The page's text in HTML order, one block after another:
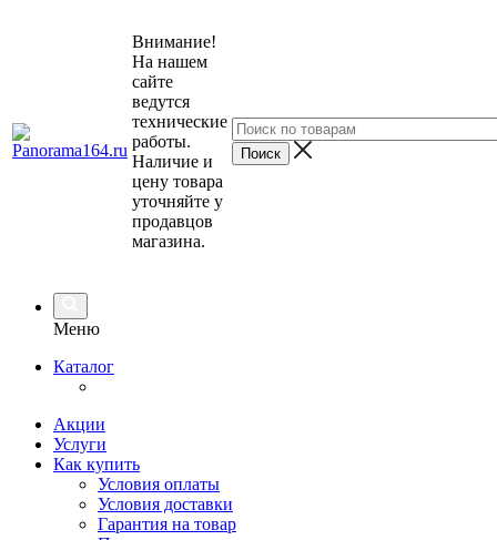
Внимание!
На нашем
сайте
ведутся
технические
работы.
Наличие и
цену товара
уточняйте у
продавцов
магазина.
Меню
Каталог
Акции
Услуги
Как купить
Условия оплаты
Условия доставки
Гарантия на товар